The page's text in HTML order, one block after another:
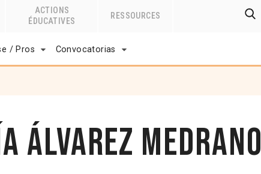
ACTIONS
ÉDUCATIVES
RESSOURCES
/ Pros Convocatorias
Álvarez Medrano